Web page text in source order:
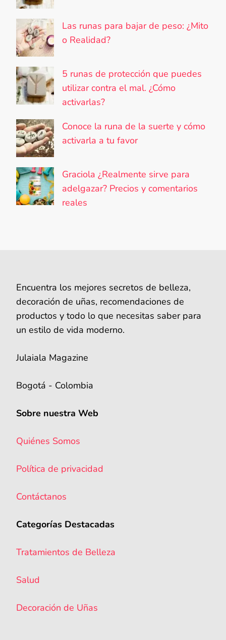
Las runas para bajar de peso: ¿Mito
o Realidad?
5 runas de protección que puedes
utilizar contra el mal. ¿Cómo
activarlas?
Conoce la runa de la suerte y cómo
activarla a tu favor
Graciola ¿Realmente sirve para
adelgazar? Precios y comentarios
reales
Encuentra los mejores secretos de belleza,
decoración de uñas, recomendaciones de
productos y todo lo que necesitas saber para
un estilo de vida moderno.
Julaiala Magazine
Bogotá - Colombia
Sobre nuestra Web
Quiénes Somos
Política de privacidad
Contáctanos
Categorías Destacadas
Tratamientos de Belleza
Salud
Decoración de Uñas